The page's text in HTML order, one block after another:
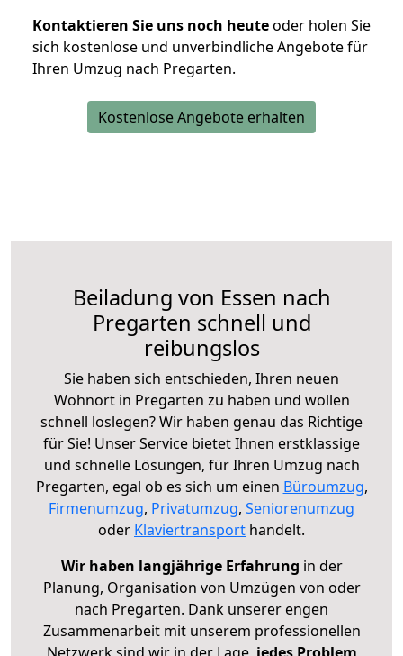
Kontaktieren Sie uns noch heuteoder holen Sie
sich kostenlose und unverbindliche Angebote für
Ihren Umzug nach Pregarten.
Kostenlose Angebote erhalten
Beiladung von Essen nach
Pregarten schnell und
reibungslos
Sie haben sich entschieden, Ihren neuen
Wohnort in Pregarten zu haben und wollen
schnell loslegen? Wir haben genau das Richtige
für Sie! Unser Service bietet Ihnen erstklassige
und schnelle Lösungen, für Ihren Umzug nach
Pregarten, egal ob es sich um einen Büroumzug,
Firmenumzug, Privatumzug, Seniorenumzug
oder Klaviertransport handelt.
Wir haben langjährige Erfahrung in der
Planung, Organisation von Umzügen von oder
nach Pregarten. Dank unserer engen
Zusammenarbeit mit unserem professionellen